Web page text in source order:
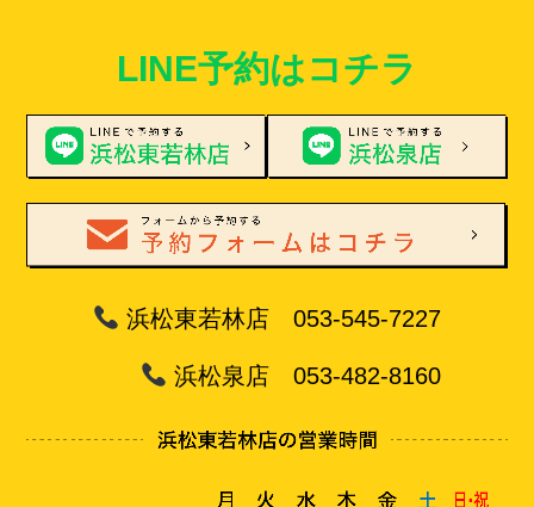
LINE予約はコチラ
浜松東若林店 053-545-7227
浜松泉店 053-482-8160